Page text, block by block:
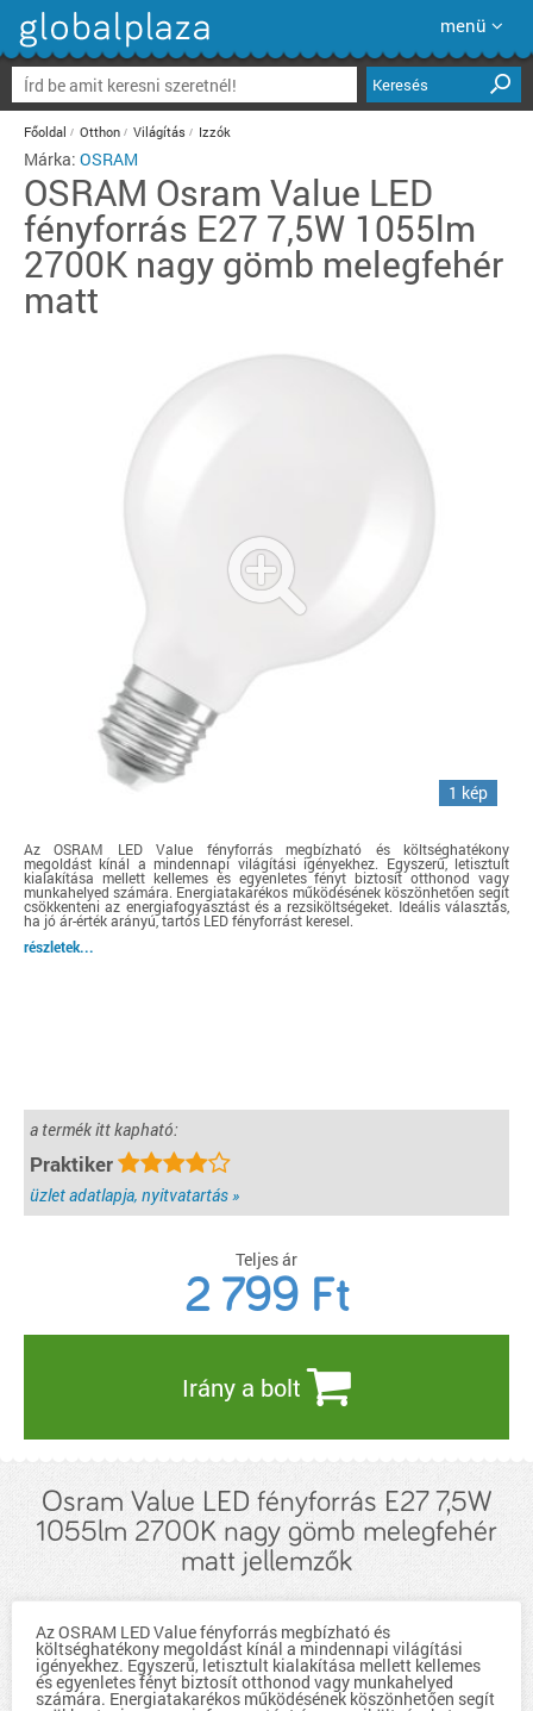
menü
Keresés
Főoldal Otthon Világítás Izzók
Márka: OSRAM
OSRAM Osram Value LED
fényforrás E27 7,5W 1055lm
2700K nagy gömb melegfehér
matt
1 kép
Az OSRAM LED Value fényforrás megbízható és költséghatékony
megoldást kínál a mindennapi világítási igényekhez. Egyszerű, letisztult
kialakítása mellett kellemes és egyenletes fényt biztosít otthonod vagy
munkahelyed számára. Energiatakarékos működésének köszönhetően segít
csökkenteni az energiafogyasztást és a rezsiköltségeket. Ideális választás,
ha jó ár-érték arányú, tartós LED fényforrást keresel.
részletek...
a termék itt kapható:
Praktiker
üzlet adatlapja, nyitvatartás »
Teljes ár
2 799 Ft
Irány a bolt
Osram Value LED fényforrás E27 7,5W
1055lm 2700K nagy gömb melegfehér
matt jellemzők
Az OSRAM LED Value fényforrás megbízható és
költséghatékony megoldást kínál a mindennapi világítási
igényekhez. Egyszerű, letisztult kialakítása mellett kellemes
és egyenletes fényt biztosít otthonod vagy munkahelyed
számára. Energiatakarékos működésének köszönhetően segít